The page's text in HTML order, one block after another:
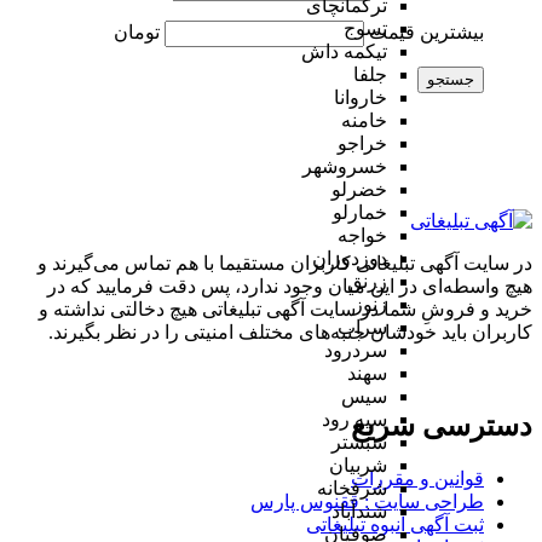
ترکمانچای
تسوج
تیکمه داش
جلفا
خاروانا
خامنه
خراجو
خسروشهر
خضرلو
خمارلو
خواجه
دوزدوزان
زرنق
زنوز
سراب
سردرود
سهند
سیس
سیه رود
شبستر
شربیان
شرفخانه
شندآباد
صوفیان
بیشترین قیمت تومان
جستجو
در سایت آگهی تبلیغاتی کاربران مستقیما با هم تماس می‌گیرند و
هیچ واسطه‌ای در این میان وجود ندارد، پس دقت فرمایید که در
خرید و فروشِ شما در سایت آگهی تبلیغاتی هیچ دخالتی نداشته و
کاربران باید خودشان جنبه‌های مختلف امنیتی را در نظر بگیرند.
دسترسی سریع
قوانین و مقررات
طراحی سایت : ققنوس پارس
ثبت آگهی انبوه تبلیغاتی